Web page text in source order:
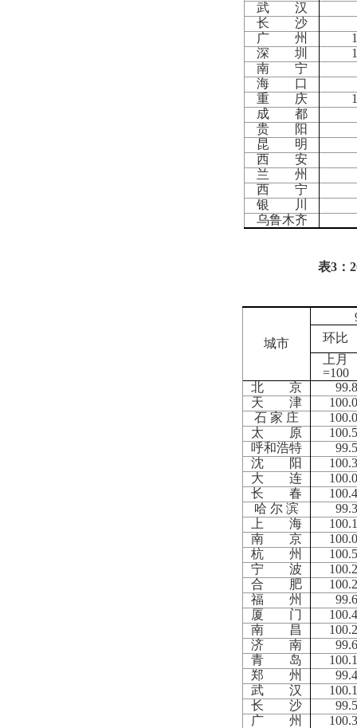
武 汉
长 沙
广 州
深 圳
南 宁
海 口
重 庆
成 都
贵 阳
昆 明
西 安
兰 州
西 宁
银 川
乌鲁木齐
表3：
城市
环比
上月
=100
北 京
99.8
天 津
100.0
石 家 庄
100.0
太 原
100.5
呼和浩特
99.5
沈 阳
100.3
大 连
100.0
长 春
100.4
哈 尔 滨
99.3
上 海
100.1
南 京
100.0
杭 州
100.5
宁 波
100.2
合 肥
100.2
福 州
99.6
厦 门
100.4
南 昌
100.2
济 南
99.6
青 岛
100.1
郑 州
99.4
武 汉
100.1
长 沙
99.5
广 州
100.3